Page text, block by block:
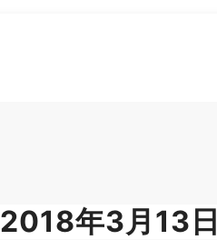
2018年3月13日